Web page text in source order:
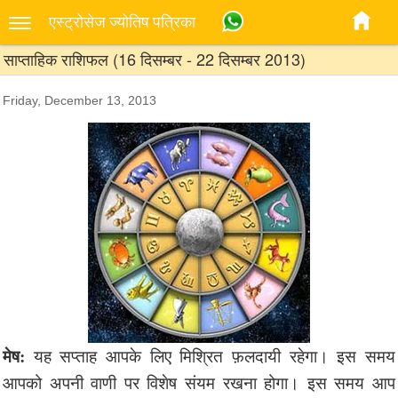
एस्‍ट्रोसेज ज्‍योतिष पत्रिका
साप्ताहिक राशिफल (16 दिसम्बर - 22 दिसम्बर 2013)
Friday, December 13, 2013
मेष: यह सप्ताह आपके लिए मिश्रित फ़लदायी रहेगा। इस समय
आपको अपनी वाणी पर विशेष संयम रखना होगा। इस समय आप